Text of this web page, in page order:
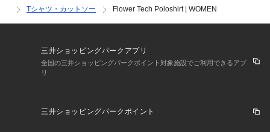
特殊な仮撚り工程による膨らみ感が特徴のPIN仮撚糸を使用し
【Composition】
Tシャツ・カットソー
Flower Tech Poloshirt | WOMEN
三井ショッピングパークアプリ
全国の三井ショッピングパークポイント対象施設でご利用できるアプ
リ
三井ショッピングパークポイント